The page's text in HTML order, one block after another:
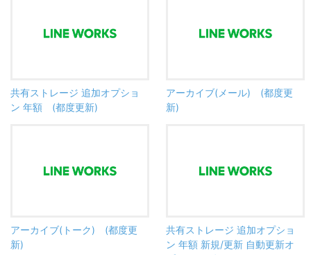
共有ストレージ 追加オプショ
ン 年額 (都度更新)
アーカイブ(メール) (都度更
新)
アーカイブ(トーク) (都度更
新)
共有ストレージ 追加オプショ
ン 年額 新規/更新 自動更新オ